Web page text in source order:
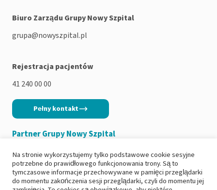
Biuro Zarządu Grupy Nowy Szpital
grupa@nowyszpital.pl
Rejestracja pacjentów
41 240 00 00
Pełny kontakt
Partner Grupy Nowy Szpital
Na stronie wykorzystujemy tylko podstawowe cookie sesyjne
potrzebne do prawidłowego funkcjonowania trony. Są to
tymczasowe informacje przechowywane w pamięci przeglądarki
do momentu zakończenia sesji przeglądarki, czyli do momentu jej